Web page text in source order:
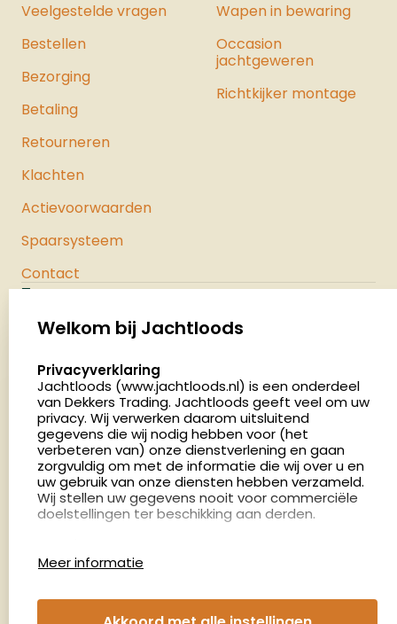
Veelgestelde vragen
Bestellen
Bezorging
Betaling
Retourneren
Klachten
Actievoorwaarden
Spaarsysteem
Contact
Wapen in bewaring
Occasion
jachtgeweren
Richtkijker montage
Palenrij 1
Nederland
4.8
2879 beoordelingen
Openingstijden
Dinsdag en donderdag: 13:00 - 17:00 én 18:00 - 21:00
uur
Afspraak maken
Nieuwsbrief
Welkom bij Jachtloods
select language
Privacyverklaring
Jachtloods (www.jachtloods.nl) is een onderdeel
van Dekkers Trading. Jachtloods geeft veel om uw
privacy. Wij verwerken daarom uitsluitend
gegevens die wij nodig hebben voor (het
verbeteren van) onze dienstverlening en gaan
zorgvuldig om met de informatie die wij over u en
uw gebruik van onze diensten hebben verzameld.
Wij stellen uw gegevens nooit voor commerciële
doelstellingen ter beschikking aan derden.
Meer informatie